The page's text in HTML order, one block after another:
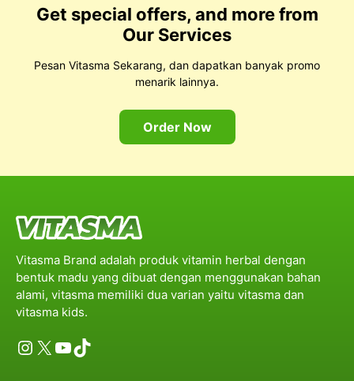
Get special offers, and more from
Our Services
Pesan Vitasma Sekarang, dan dapatkan banyak promo
menarik lainnya.
Order Now
Vitasma Brand adalah produk vitamin herbal dengan
bentuk madu yang dibuat dengan menggunakan bahan
alami, vitasma memiliki dua varian yaitu vitasma dan
vitasma kids.
Instagram
X YouTube
TikTok